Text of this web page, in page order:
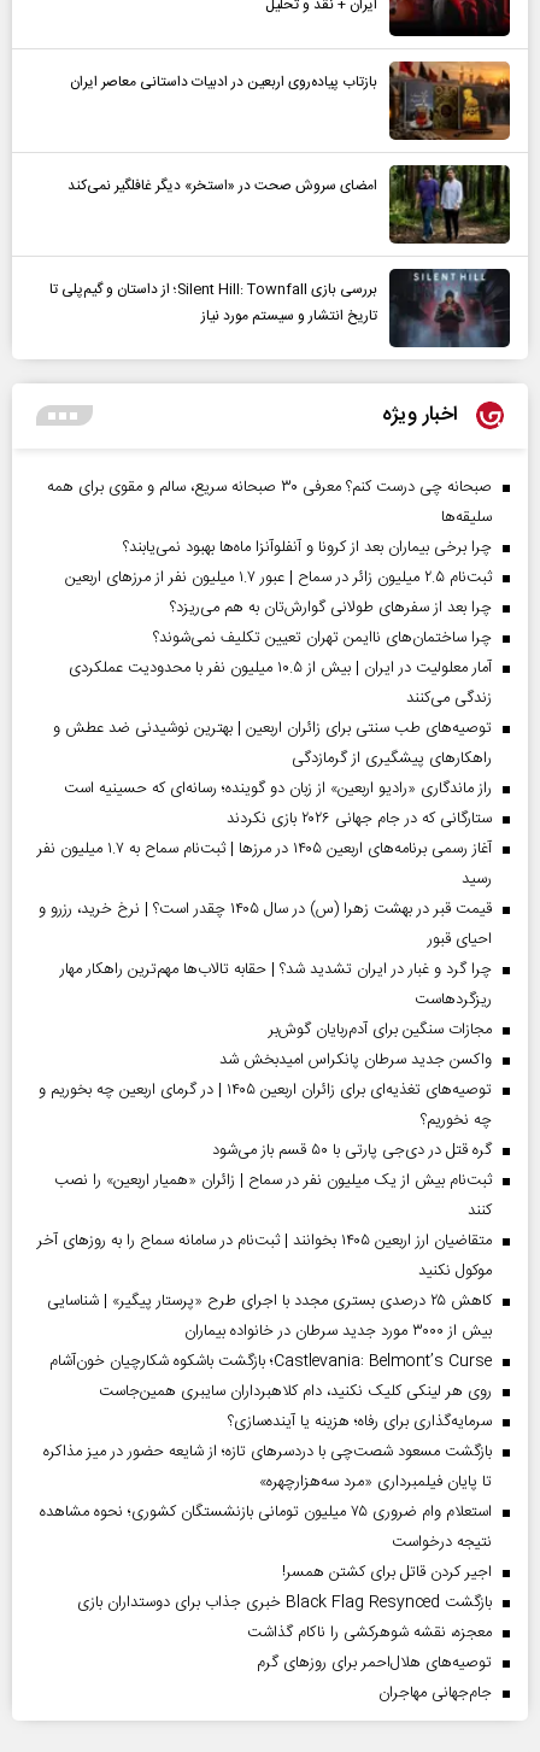
بازتاب پیاده‌روی اربعین در ادبیات داستانی معاصر ایران
امضای سروش صحت در «استخر» دیگر غافلگیر نمی‌کند
بررسی بازی Silent Hill: Townfall؛ از داستان و گیم‌پلی تا
تاریخ انتشار و سیستم مورد نیاز
اخبار ویژه
صبحانه چی درست کنم؟ معرفی ۳۰ صبحانه سریع، سالم و مقوی برای همه
سلیقه‌ها
چرا برخی بیماران بعد از کرونا و آنفلوآنزا ماه‌ها بهبود نمی‌یابند؟
ثبت‌نام ۲.۵ میلیون زائر در سماح | عبور ۱.۷ میلیون نفر از مرز‌های اربعین
چرا بعد از سفرهای طولانی گوارش‌تان به هم می‌ریزد؟
چرا ساختمان‌های ناایمن تهران تعیین تکلیف نمی‌شوند؟
آمار معلولیت در ایران | بیش از ۱۰.۵ میلیون نفر با محدودیت عملکردی
زندگی می‌کنند
توصیه‌های طب سنتی برای زائران اربعین | بهترین نوشیدنی ضد عطش و
راهکارهای پیشگیری از گرمازدگی
راز ماندگاری «رادیو اربعین» از زبان دو گوینده؛ رسانه‌ای که حسینیه است
ستارگانی که در جام جهانی ۲۰۲۶ بازی نکردند
آغاز رسمی برنامه‌های اربعین ۱۴۰۵ در مرز‌ها | ثبت‌نام سماح به ۱.۷ میلیون نفر
رسید
قیمت قبر در بهشت زهرا (س) در سال ۱۴۰۵ چقدر است؟ | نرخ خرید، رزرو و
احیای قبور
چرا گرد و غبار در ایران تشدید شد؟ | حقابه تالاب‌ها مهم‌ترین راهکار مهار
ریزگردهاست
مجازات سنگین برای آدم‌ربایان گوش‌بر
واکسن جدید سرطان پانکراس امیدبخش شد
توصیه‌های تغذیه‌ای برای زائران اربعین ۱۴۰۵ | در گرمای اربعین چه بخوریم و
چه نخوریم؟
گره قتل در دی‌جی پارتی با ۵۰ قسم باز می‌شود
ثبت‌نام بیش از یک میلیون نفر در سماح | زائران «همیار اربعین» را نصب
کنند
متقاضیان ارز اربعین ۱۴۰۵ بخوانند | ثبت‌نام در سامانه سماح را به روز‌های آخر
موکول نکنید
کاهش ۲۵ درصدی بستری مجدد با اجرای طرح «پرستار پیگیر» | شناسایی
بیش از ۳۰۰۰ مورد جدید سرطان در خانواده بیماران
Castlevania: Belmont’s Curse؛ بازگشت باشکوه شکارچیان خون‌آشام
روی هر لینکی کلیک نکنید، دام کلاهبرداران سایبری همین‌جاست
سرمایه‌گذاری برای رفاه؛ هزینه یا آینده‌سازی؟
بازگشت مسعود شصت‌چی با دردسر‌های تازه؛ از شایعه حضور در میز مذاکره
تا پایان فیلمبرداری «مرد سه‌هزارچهره»
استعلام وام ضروری ۷۵ میلیون تومانی بازنشستگان کشوری؛ نحوه مشاهده
نتیجه درخواست
اجیر کردن قاتل برای کشتن همسر!
بازگشت Black Flag Resynced خبری جذاب برای دوستداران بازی
معجزه، نقشه شوهرکشی را ناکام گذاشت
توصیه‌های هلال‌احمر برای روز‌های گرم
جام‌جهانی مهاجران